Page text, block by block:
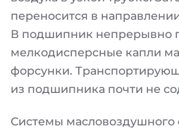
переносится в
В подшипник непрерывно
мелкодисперсные капли
форсунки.
из подшипника почти не
Системы масловоздушного